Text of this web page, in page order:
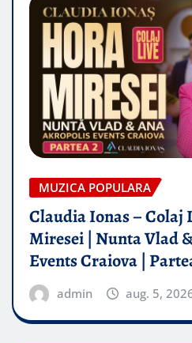
MUZICA POPULARA
Claudia Ionas – Colaj
Miresei | Nunta Vlad
Events Craiova |
admin aug. 5,